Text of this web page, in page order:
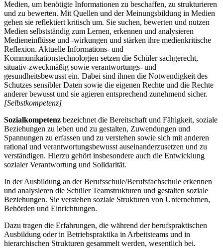
Medien, um benötigte Informationen zu beschaffen, zu strukturieren
und zu bewerten. Mit Quellen und der Meinungsbildung in Medien
gehen sie reflektiert kritisch um. Sie suchen, bewerten und nutzen
Medien selbstständig zum Lernen, erkennen und analysieren
Medieneinflüsse und -wirkungen und stärken ihre medienkritische
Reflexion. Aktuelle Informations- und
Kommunikationstechnologien setzen die Schüler sachgerecht,
situativ-zweckmäßig sowie verantwortungs- und
gesundheitsbewusst ein. Dabei sind ihnen die Notwendigkeit des
Schutzes sensibler Daten sowie die eigenen Rechte und die Rechte
anderer bewusst und sie agieren entsprechend zunehmend sicher.
[Selbstkompetenz]
Sozialkompetenz bezeichnet die Bereitschaft und Fähigkeit, soziale
Beziehungen zu leben und zu gestalten, Zuwendungen und
Spannungen zu erfassen und zu verstehen sowie sich mit anderen
rational und verantwortungsbewusst auseinanderzusetzen und zu
verständigen. Hierzu gehört insbesondere auch die Entwicklung
sozialer Verantwortung und Solidarität.
In der Ausbildung an der Berufsschule/Berufsfachschule erkennen
und analysieren die Schüler Teamstrukturen und gestalten soziale
Beziehungen. Sie verstehen soziale Strukturen von Unternehmen,
Behörden und Einrichtungen.
Dazu tragen die Erfahrungen, die während der berufspraktischen
Ausbildung oder in Betriebspraktika in Arbeitsteams und in
hierarchischen Strukturen gesammelt werden, wesentlich bei.